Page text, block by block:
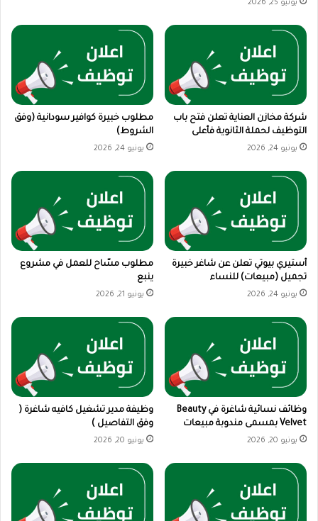
يونيو 25, 2026
شركة مخازن العناية تعلن فتح باب
التوظيف لحملة الثانوية فأعلى
يونيو 24, 2026
مطلوب خبيرة كوافير سودانية (وفق
الشروط)
يونيو 24, 2026
أستيري بيوتي تعلن عن شاغر خبيرة
تجميل (مبيعات) للنساء
يونيو 24, 2026
مطلوب مسّاح للعمل في مشروع
ينبع
يونيو 21, 2026
وظائف نسائية شاغرة في Beauty
Velvet بمسمى مندوبة مبيعات
يونيو 20, 2026
وظيفة مدير تشغيل كافيه شاغرة (
وفق التفاصيل )
يونيو 20, 2026